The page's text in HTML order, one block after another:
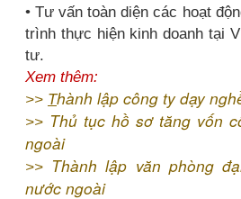
• Tư vấn toàn diện các hoạt
trình thực hiện kinh doanh tại
tư.
Xem thêm:
>> Thành lập công ty dạy
>> Thủ tục hồ sơ tăng vốn
ngoài
>> Thành lập văn phòng
nước ngoài